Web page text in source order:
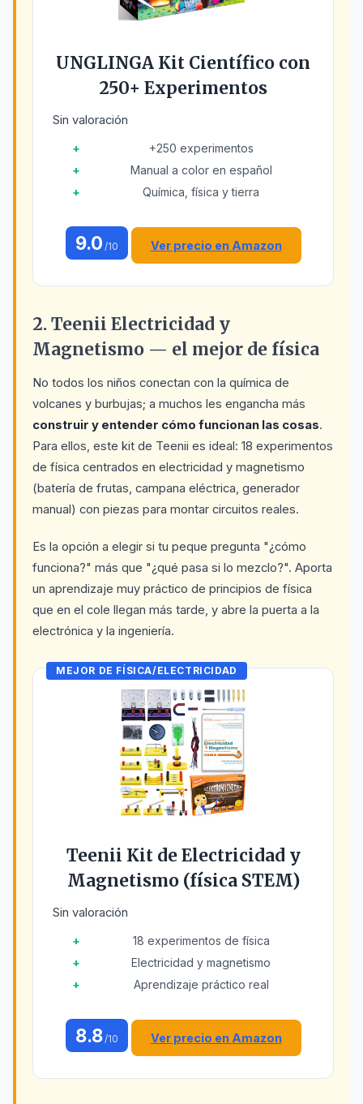
UNGLINGA Kit Científico con
250+ Experimentos
Sin valoración
+250 experimentos
Manual a color en español
Química, física y tierra
9.0 /10 Ver precio en Amazon
2. Teenii Electricidad y
Magnetismo — el mejor de física
No todos los niños conectan con la química de
volcanes y burbujas; a muchos les engancha más
construir y entender cómo funcionan las cosas.
Para ellos, este kit de Teenii es ideal: 18 experimentos
de física centrados en electricidad y magnetismo
(batería de frutas, campana eléctrica, generador
manual) con piezas para montar circuitos reales.
Es la opción a elegir si tu peque pregunta "¿cómo
funciona?" más que "¿qué pasa si lo mezclo?". Aporta
un aprendizaje muy práctico de principios de física
que en el cole llegan más tarde, y abre la puerta a la
electrónica y la ingeniería.
MEJOR DE FÍSICA/ELECTRICIDAD
Teenii Kit de Electricidad y
Magnetismo (física STEM)
Sin valoración
18 experimentos de física
Electricidad y magnetismo
Aprendizaje práctico real
8.8/10 Ver precio en Amazon